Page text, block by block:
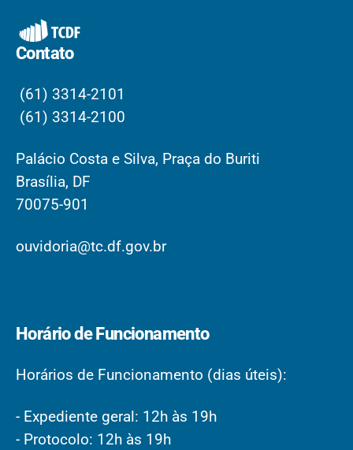
Contato
(61) 3314-2101
(61) 3314-2100
Palácio Costa e Silva, Praça do Buriti
Brasília, DF
70075-901
ouvidoria@tc.df.gov.br
Horário de Funcionamento
Horários de Funcionamento (dias úteis):
- Expediente geral: 12h às 19h
- Protocolo: 12h às 19h